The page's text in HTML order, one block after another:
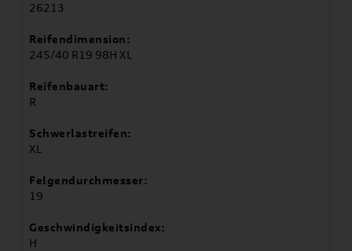
26213
Reifendimension:
245/40 R19 98H XL
Reifenbauart:
R
Schwerlastreifen:
XL
Felgendurchmesser:
19
Geschwindigkeitsindex:
H